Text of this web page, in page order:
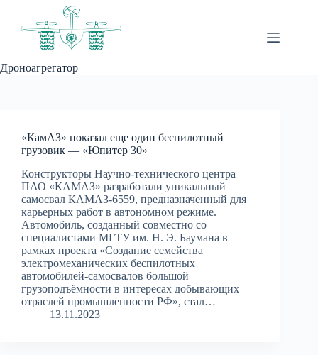
Дроноагрегатор
«КамАЗ» показал еще один беспилотный
грузовик — «Юпитер 30»
Конструкторы Научно-технического центра
ПАО «КАМАЗ» разработали уникальный
самосвал КАМАЗ-6559, предназначенный для
карьерных работ в автономном режиме.
Автомобиль, созданный совместно со
специалистами МГТУ им. Н. Э. Баумана в
рамках проекта «Создание семейства
электромеханических беспилотных
автомобилей-самосвалов большой
грузоподъёмности в интересах добывающих
отраслей промышленности РФ», стал…
13.11.2023